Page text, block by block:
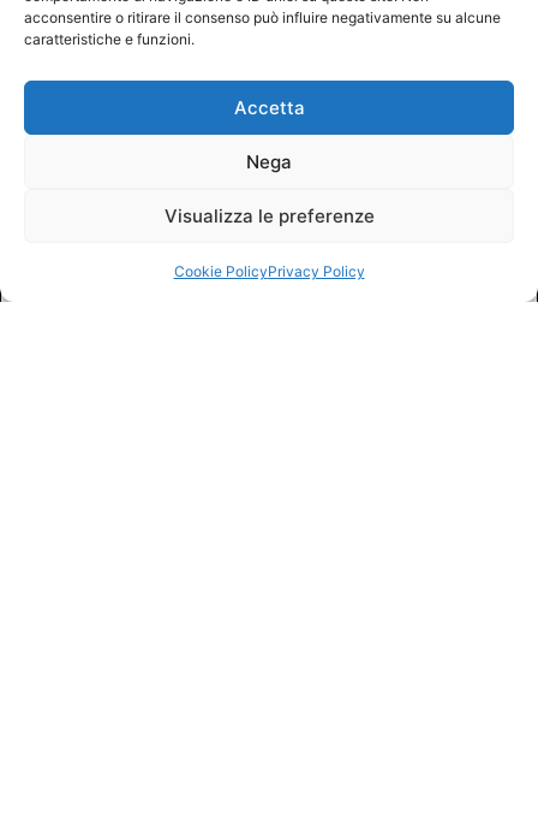
acconsentire o ritirare il consenso può influire negativamente su alcune
caratteristiche e funzioni.
Accetta
Nega
Visualizza le preferenze
Cookie PolicyPrivacy Policy